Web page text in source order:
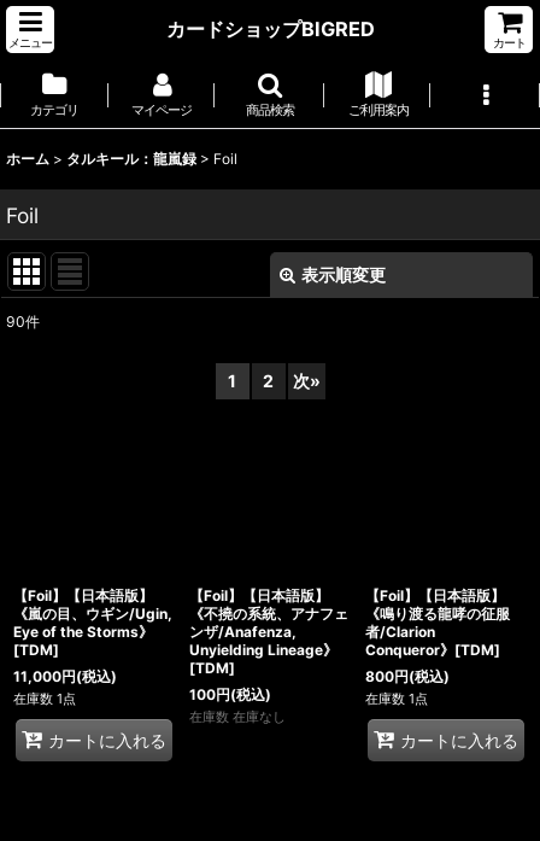
メニュー
カードショップBIGRED
カート
カテゴリ マイページ 商品検索 ご利用案内
ホーム > タルキール：龍嵐録 > Foil
Foil
表示順変更
90件
1 2 次»
【Foil】【日本語版】
《嵐の目、ウギン/Ugin,
Eye of the Storms》
[TDM]
11,000円(税込)
在庫数 1点
カートに入れる
【Foil】【日本語版】
《不撓の系統、アナフェ
ンザ/Anafenza,
Unyielding Lineage》
[TDM]
100円(税込)
在庫数 在庫なし
【Foil】【日本語版】
《鳴り渡る龍哮の征服
者/Clarion
Conqueror》[TDM]
800円(税込)
在庫数 1点
カートに入れる